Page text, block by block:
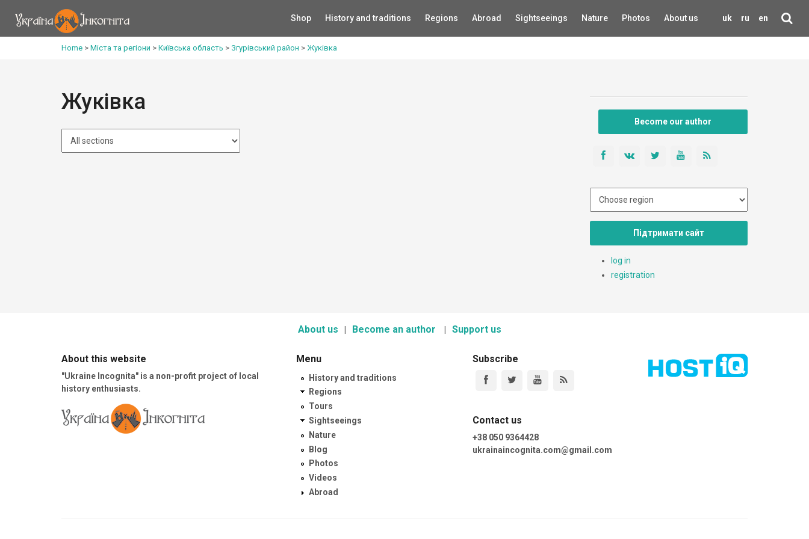
uk ru en
Shop History and traditions Regions Abroad Sightseeings Nature Photos About us
Home > Міста та регіони > Київська область > Згурівський район > Жуківка
Жуківка
Become our author
Підтримати сайт
log in
registration
About us Become an author Support us
About this website
"Ukraine Incognita" is a non-profit project of local
history enthusiasts.
Menu
History and traditions
Regions
Tours
Sightseeings
Nature
Blog
Photos
Videos
Abroad
Subscribe
Contact us
+38 050 9364428
ukrainaincognita.com@gmail.com